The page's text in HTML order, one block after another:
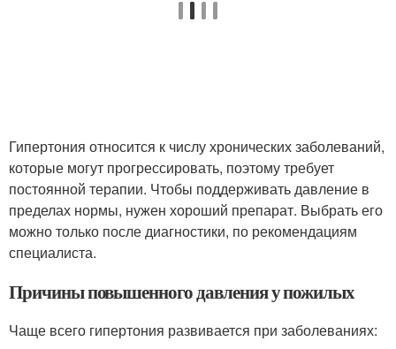
Гипертония относится к числу хронических заболеваний,
которые могут прогрессировать, поэтому требует
постоянной терапии. Чтобы поддерживать давление в
пределах нормы, нужен хороший препарат. Выбрать его
можно только после диагностики, по рекомендациям
специалиста.
Причины повышенного давления у пожилых
Чаще всего гипертония развивается при заболеваниях: